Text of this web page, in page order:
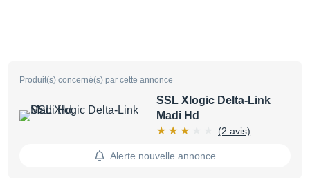
Produit(s) concerné(s) par cette annonce
SSL Xlogic Delta-Link
Madi Hd
(2 avis)
Alerte nouvelle annonce